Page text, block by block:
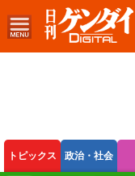
トピックス 政治・社会